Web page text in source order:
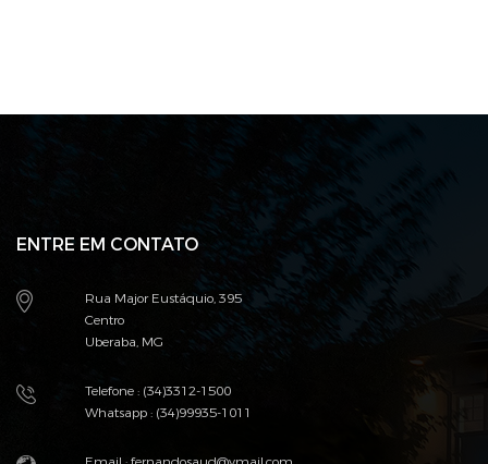
ENTRE EM CONTATO
Rua Major Eustáquio, 395
Centro
Uberaba, MG
Telefone : (34)3312-1500
Whatsapp : (34)99935-1011